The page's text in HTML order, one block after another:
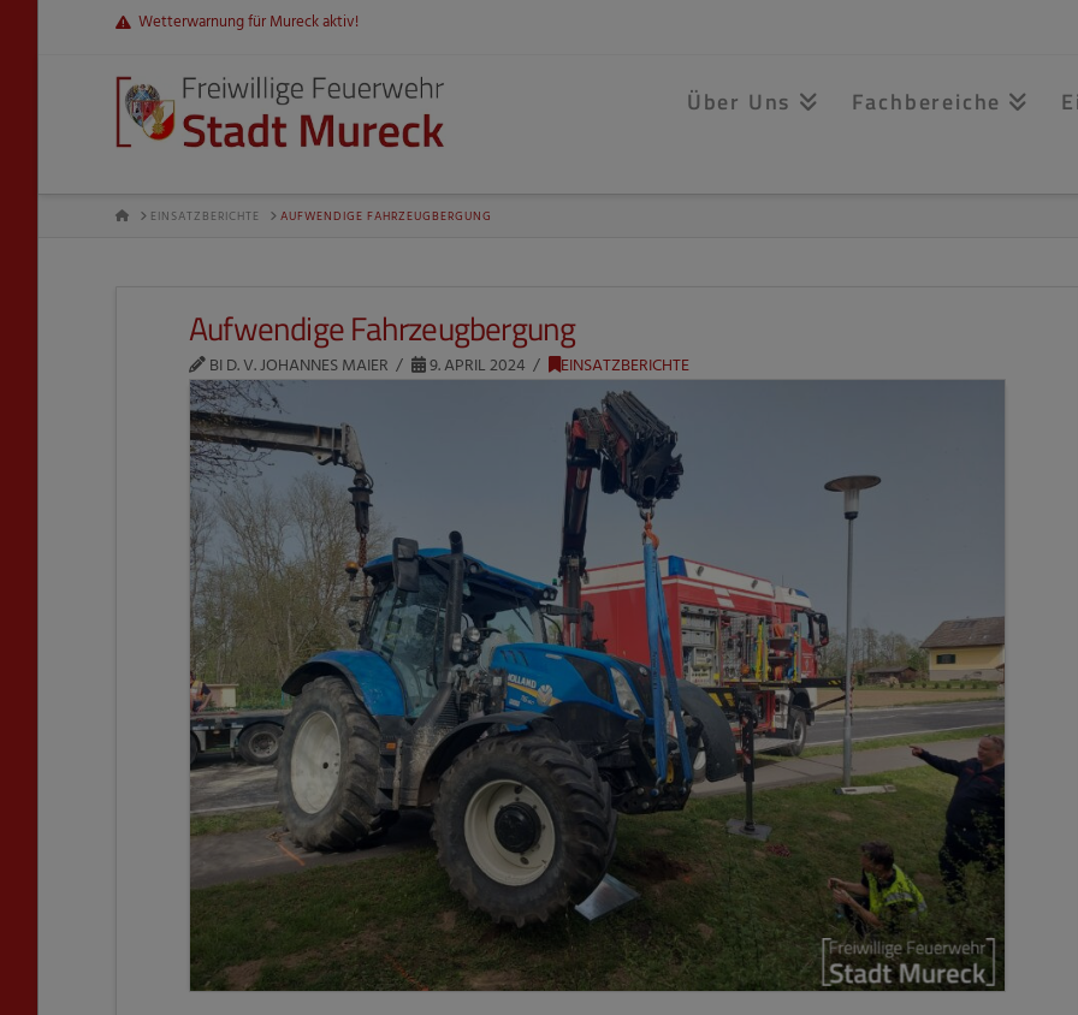
Wetterwarnung für Mureck aktiv!
Über Uns Fachbereiche
HOMEEINSATZBERICHTE AUFWENDIGE FAHRZEUGBERGUNG
Aufwendige Fahrzeugbergung
BI D. V. JOHANNES MAIER 9. APRIL 2024 EINSATZBERICHTE